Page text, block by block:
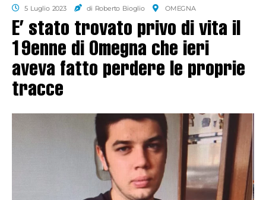
5 Luglio 2023 di Roberto Bioglio OMEGNA
E’ stato trovato privo di vita il
19enne di Omegna che ieri
aveva fatto perdere le proprie
tracce